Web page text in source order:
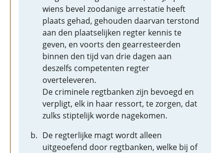
wiens bevel zoodanige arrestatie heeft
plaats gehad, gehouden daarvan terstond
aan den plaatselijken regter kennis te
geven, en voorts den gearresteerden
binnen den tijd van drie dagen aan
deszelfs competenten regter
overteleveren.
De criminele regtbanken zijn bevoegd en
verpligt, elk in haar ressort, te zorgen, dat
zulks stiptelijk worde nagekomen.
De regterlijke magt wordt alleen
uitgeoefend door regtbanken, welke bij of